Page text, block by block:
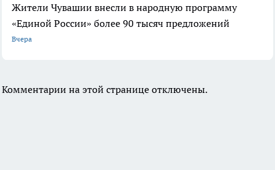
Жители Чувашии внесли в народную программу
«Единой России» более 90 тысяч предложений
Вчера
Комментарии на этой странице отключены.